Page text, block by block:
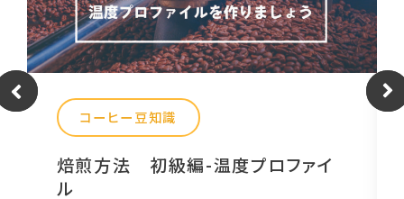
コーヒー豆知識
焙煎方法 初級編-温度プロファイ
ル